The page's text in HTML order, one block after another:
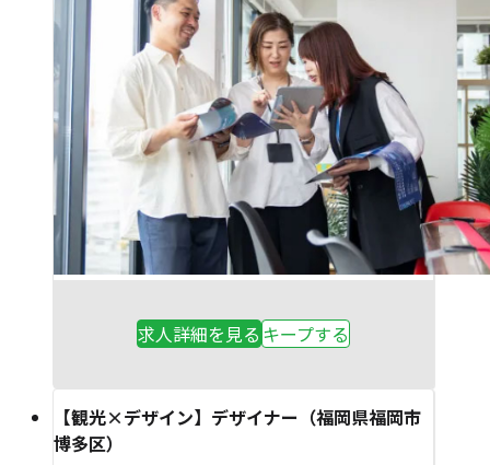
求人詳細を見る キープする
【観光×デザイン】デザイナー（福岡県福岡市
博多区）